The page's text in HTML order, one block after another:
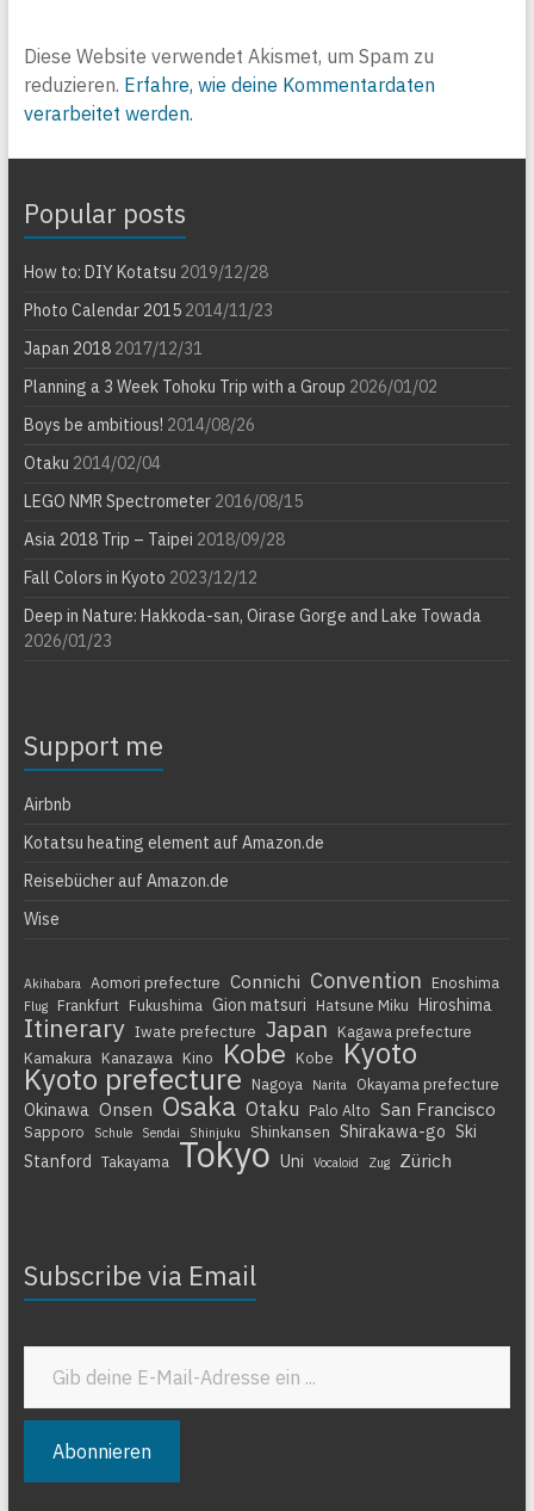
Diese Website verwendet Akismet, um Spam zu
reduzieren. Erfahre, wie deine Kommentardaten
verarbeitet werden.
Popular posts
How to: DIY Kotatsu 2019/12/28
Photo Calendar 20152014/11/23
Japan 20182017/12/31
Planning a 3 Week Tohoku Trip with a Group 2026/01/02
Boys be ambitious! 2014/08/26
Otaku 2014/02/04
LEGO NMR Spectrometer2016/08/15
Asia 2018 Trip – Taipei 2018/09/28
Fall Colors in Kyoto 2023/12/12
Deep in Nature: Hakkoda-san, Oirase Gorge and Lake Towada
2026/01/23
Support me
Airbnb
Kotatsu heating element auf Amazon.de
Reisebücher auf Amazon.de
Wise
Akihabara Aomori prefecture Connichi Convention Enoshima
Flug Frankfurt Fukushima Gion matsuri Hatsune Miku Hiroshima
Itinerary Iwate prefecture Japan
Kagawa prefecture
Kamakura Kanazawa Kino Kobe Kobe Kyoto
Kyoto prefecture Nagoya Narita Okayama prefecture
Okinawa Onsen Osaka Otaku Palo Alto San Francisco
Sapporo Schule Sendai Shinjuku Shinkansen Shirakawa-go Ski
Stanford
Takayama Tokyo Uni Vocaloid Zug Zürich
Subscribe via Email
Gib deine E-Mail-Adresse ein ...
Abonnieren